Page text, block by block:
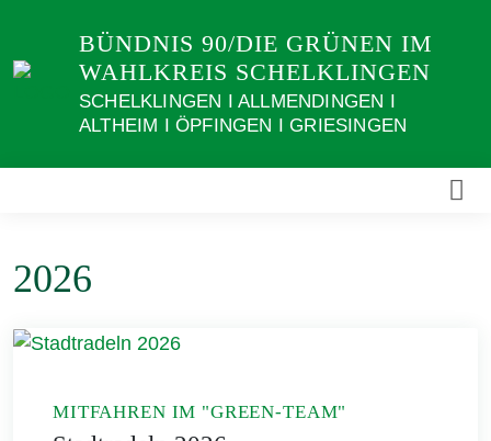
Inhalt
BÜNDNIS 90/DIE GRÜNEN IM
WAHLKREIS SCHELKLINGEN
SCHELKLINGEN I ALLMENDINGEN I
ALTHEIM I ÖPFINGEN I GRIESINGEN
2026
MITFAHREN IM "GREEN-TEAM"